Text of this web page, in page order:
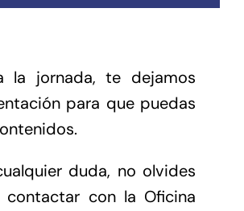
la jornada, te dejamos
para que puedas
duda, no olvides
contactar con la Oficina